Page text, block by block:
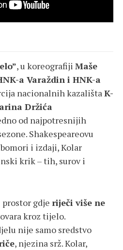
, u koreografiji Maše
a Varaždin i HNK-a
nacionalnih kazalištaK-
Držića
od najpotresnijih
Shakespeareovu
i izdaji, Kolar
krik – tih, surov i
prostor gdje riječi više ne
kroz tijelo.
nije samo sredstvo
, njezina srž. Kolar,